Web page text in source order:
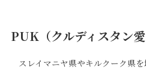
PUK（クルディスタン愛
スレイマニヤ県やキルクーク県